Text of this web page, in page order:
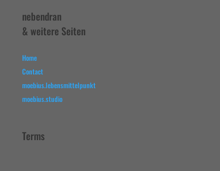
nebendran
& weitere Seiten
Home
Contact
moebius.lebensmittelpunkt
moebius.studio
Terms